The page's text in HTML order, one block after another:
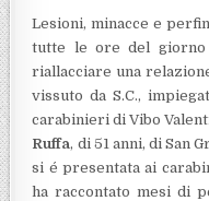
Lesioni, minacce e
tutte le ore del
riallacciare una
vissuto da S.C.,
carabinieri di Vibo
Ruffa, di 51 anni, di San
si é presentata ai
ha raccontato mesi di